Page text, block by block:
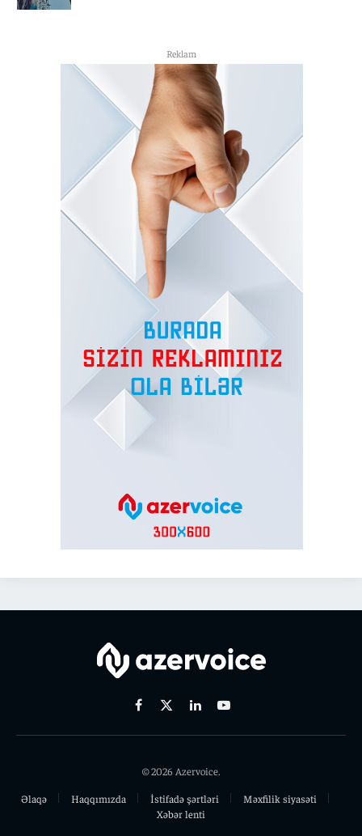
Reklam
Facebook
X
LinkedinYoutube
© 2026 Azervoice.
Əlaqə
Haqqımızda İstifadə şərtləri
Məxfilik siyasəti
Xəbər lenti